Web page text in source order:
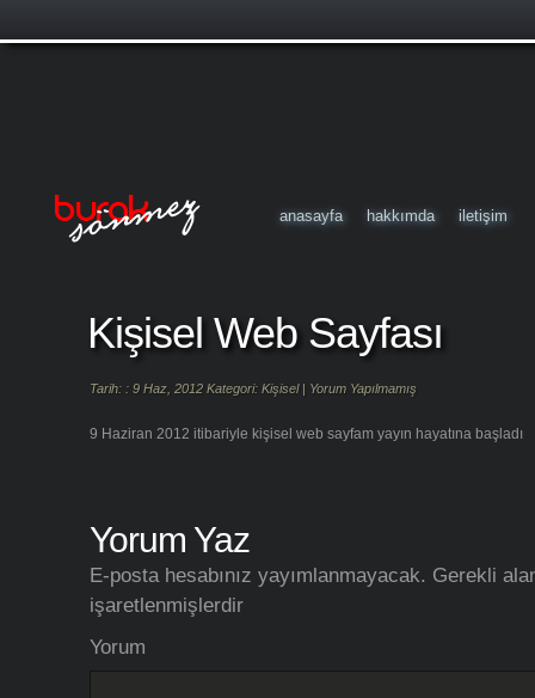
anasayfa hakkımda iletişim
Kişisel Web Sayfası
Tarih: : 9 Haz, 2012 Kategori: Kişisel| Yorum Yapılmamış
9 Haziran 2012 itibariyle kişisel web sayfam yayın hayatına başladı
Yorum Yaz
E-posta hesabınız yayımlanmayacak. Gerekli
işaretlenmişlerdir
Yorum